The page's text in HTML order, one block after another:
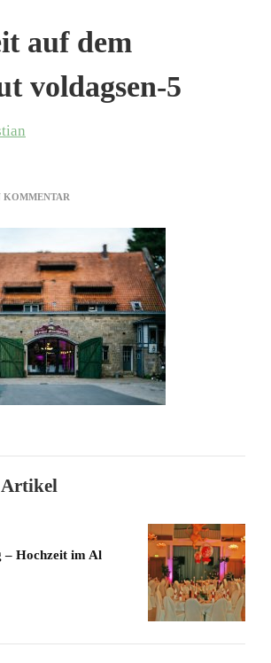
auf dem
voldagsen-5
KOMMENTAR
RITTERGUT
VOLDAGSEN-
5
– Hochzeit im Al